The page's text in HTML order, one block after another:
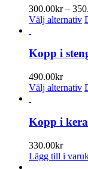
300.00kr –
Välj alternativ
Kopp i
490.00kr
Välj alternativ
Kopp i
330.00kr
Lägg till i